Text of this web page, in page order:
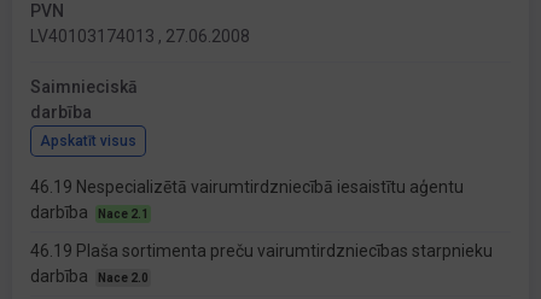
PVN
LV40103174013 , 27.06.2008
Saimnieciskā
darbība
Apskatīt visus
46.19 Nespecializētā vairumtirdzniecībā iesaistītu aģentu
darbība
Nace 2.1
46.19 Plaša sortimenta preču vairumtirdzniecības starpnieku
darbība
Nace 2.0